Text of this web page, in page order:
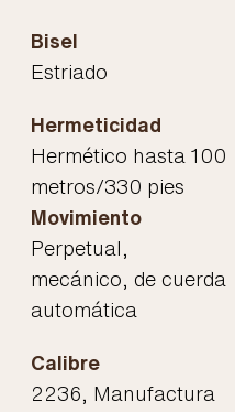
Bisel
Estriado
Hermeticidad
Hermético hasta 100
metros/330 pies
Movimiento
Perpetual,
mecánico, de cuerda
automática
Calibre
2236, Manufactura